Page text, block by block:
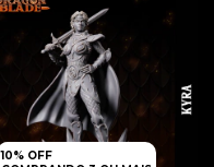
10% OFF